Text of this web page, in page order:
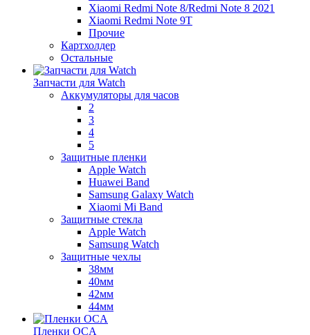
Xiaomi Redmi Note 8/Redmi Note 8 2021
Xiaomi Redmi Note 9T
Прочие
Картхолдер
Остальные
Запчасти для Watch
Аккумуляторы для часов
2
3
4
5
Защитные пленки
Apple Watch
Huawei Band
Samsung Galaxy Watch
Xiaomi Mi Band
Защитные стекла
Apple Watch
Samsung Watch
Защитные чехлы
38мм
40мм
42мм
44мм
Пленки OCA